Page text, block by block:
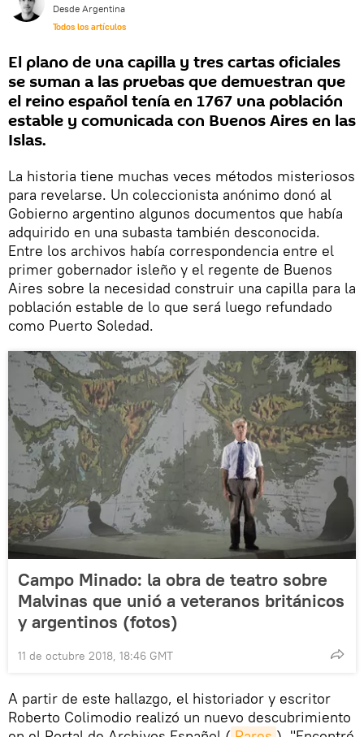
Desde Argentina
Todos los artículos
El plano de una capilla y tres cartas oficiales
se suman a las pruebas que demuestran que
el reino español tenía en 1767 una población
estable y comunicada con Buenos Aires en las
Islas.
La historia tiene muchas veces métodos misteriosos
para revelarse. Un coleccionista anónimo donó al
Gobierno argentino algunos documentos que había
adquirido en una subasta también desconocida.
Entre los archivos había correspondencia entre el
primer gobernador isleño y el regente de Buenos
Aires sobre la necesidad construir una capilla para la
población estable de lo que será luego refundado
como Puerto Soledad.
Campo Minado: la obra de teatro sobre
Malvinas que unió a veteranos británicos
y argentinos (fotos)
11 de octubre 2018, 18:46 GMT
A partir de este hallazgo, el historiador y escritor
Roberto Colimodio realizó un nuevo descubrimiento